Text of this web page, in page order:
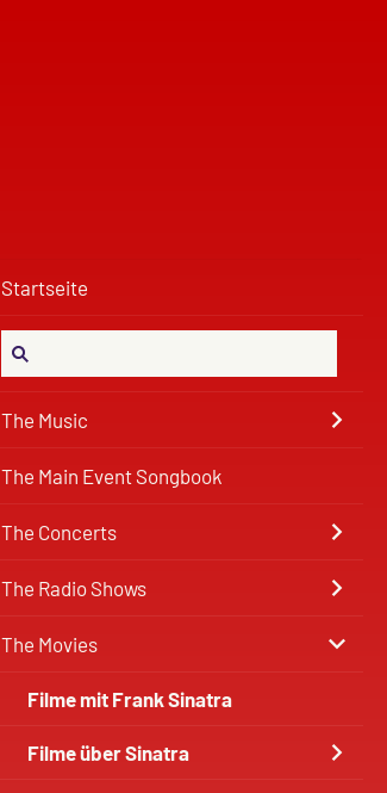
Startseite
The Music
The Main Event Songbook
The Concerts
The Radio Shows
The Movies
Filme mit Frank Sinatra
Filme über Sinatra